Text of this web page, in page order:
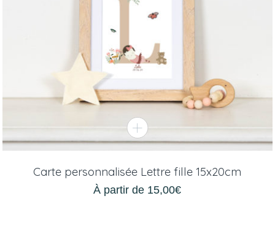
Carte personnalisée Lettre fille 15x20cm
À partir de 15,00€